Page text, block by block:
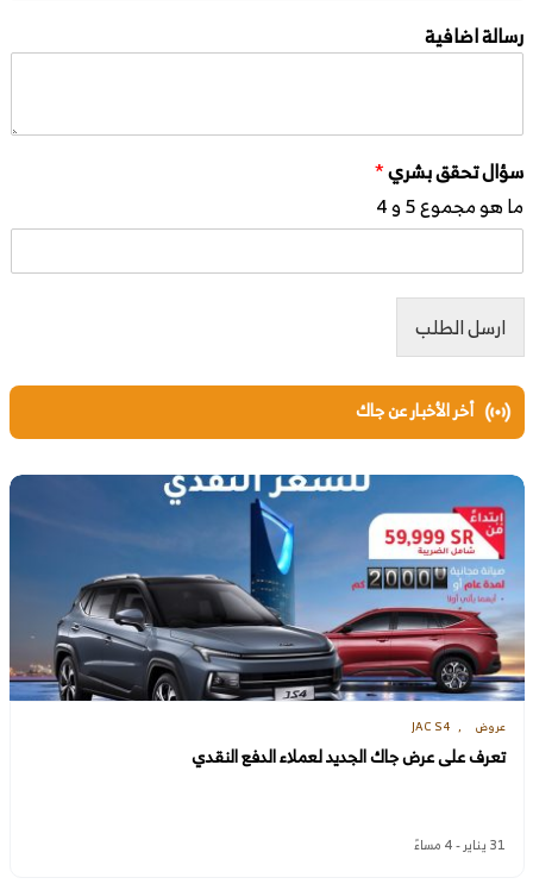
رسالة اضافية
سؤال تحقق بشري*
ما هو مجموع 5 و 4
ارسل الطلب
أخر الأخبار عن جاك
عروض JAC S4
تعرف على عرض جاك الجديد لعملاء الدفع النقدي
31 يناير - 4 مساءً